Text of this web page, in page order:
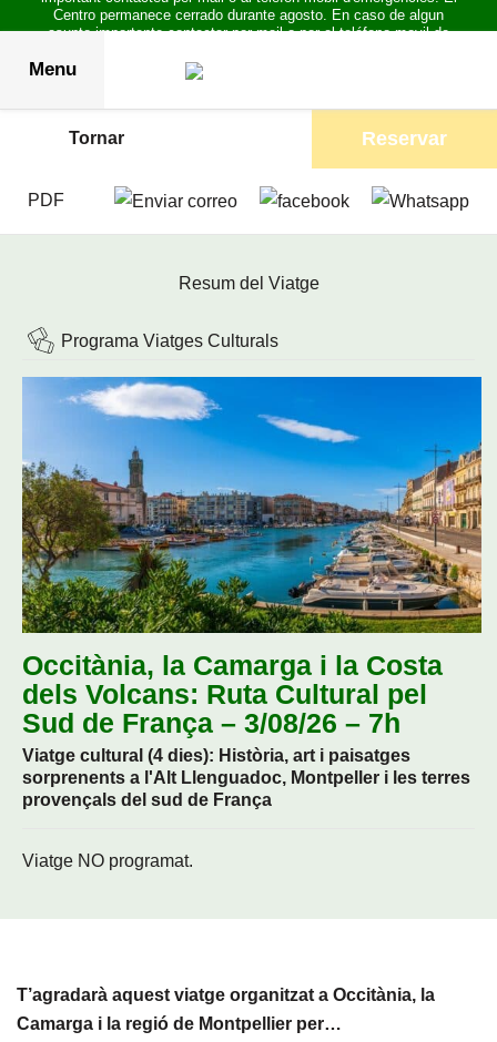
Centro permanece cerrado durante agosto. En caso de algun
asunto importante contactar por mail o por el teléfono movil de
Menu
Tornar Reservar
PDF
Resum del Viatge
Programa Viatges Culturals
Occitània, la Camarga i la Costa
dels Volcans: Ruta Cultural pel
Sud de França – 3/08/26 – 7h
Viatge cultural (4 dies): Història, art i paisatges
sorprenents a l'Alt Llenguadoc, Montpeller i les terres
provençals del sud de França
Viatge NO programat.
T’agradarà aquest viatge organitzat a Occitània, la
Camarga i la regió de Montpellier per…